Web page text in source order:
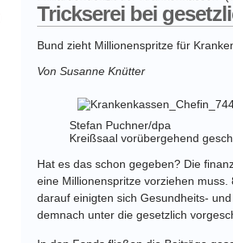
Trickserei bei
Bund zieht Millionenspritze für
Von Susanne Knütter
Stefan Puchner/dpa
Kreißsaal vorübergehend
Hat es das schon gegeben? Die
eine Millionenspritze vorziehen
darauf einigten sich Gesundheits-
demnach unter die gesetzlich